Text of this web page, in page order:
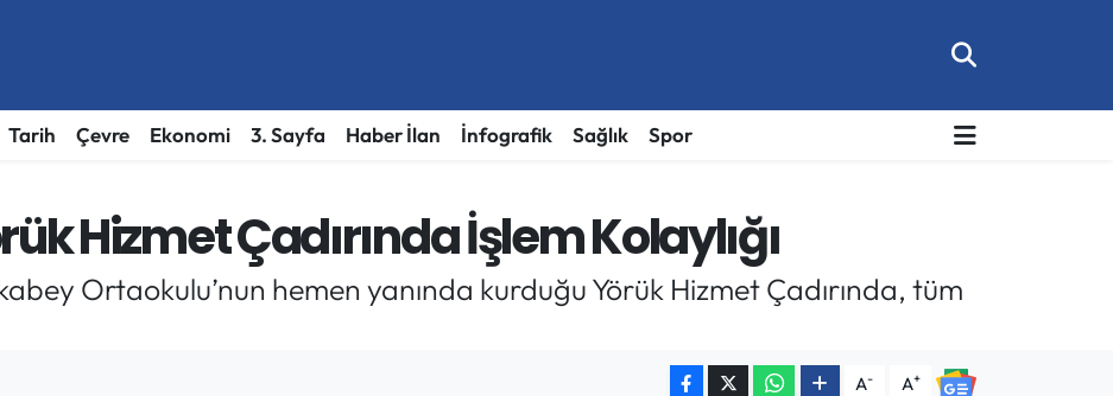
Tarih Çevre Ekonomi 3. Sayfa Haber İlan İnfografik Sağlık Spor
Hizmet Çadırında İşlem Kolaylığı
Ortaokulu’nun hemen yanında kurduğu Yörük Hizmet Çadırında, tüm
A- A+